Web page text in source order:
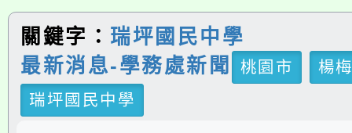
關鍵字： 瑞坪國民中學
最新消息-學務處新聞
桃園市
楊
瑞坪國民中學